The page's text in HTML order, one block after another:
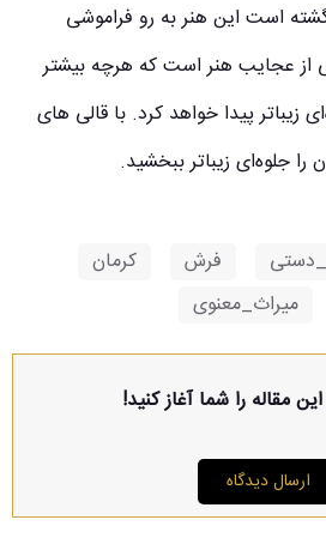
است این هنر به رو فراموشی
از عجایب هنر است که هرچه بیشتر
زیباتر پیدا خواهد کرد. با قالی‌ های
جلوه‌ای زیباتر ببخشید.
فرش کرمان
میراث_معنوی
مقاله را شما آغاز کنید!
ارسال دیدگاه